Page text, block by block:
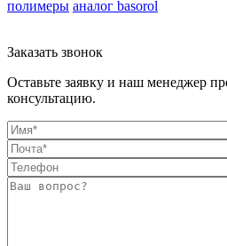
полимеры аналог basorol
Заказать звонок
Оставьте заявку и наш менеджер
консультацию.